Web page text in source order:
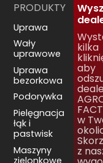
PRODUKTY
Uprawa
Wały
uprawowe
Uprawa
bezorkowa
Podorywka
Pielęgnacja
łąk i
pastwisk
Maszyny
zielonkowe
kilka
aby
w
z